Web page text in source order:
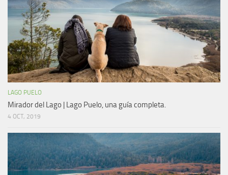
LAGO PUELO
Mirador del Lago | Lago Puelo, una guía completa.
4 OCT, 2019